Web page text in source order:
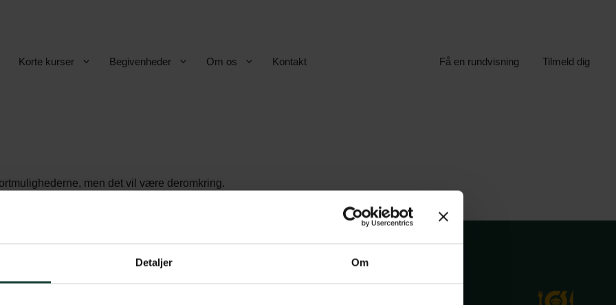
Detaljer Om
Korte kurser Begivenheder Om os Kontakt Få en rundvisning Tilmeld dig
men det vil være deromkring.